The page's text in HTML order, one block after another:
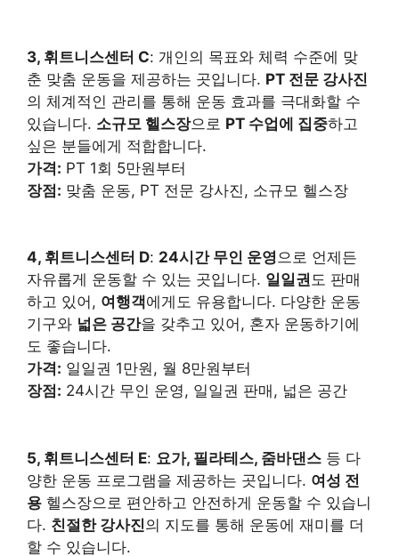
3, 휘트니스센터 C: 개인의 목표와 체력 수준에 맞
춘 맞춤 운동을 제공하는 곳입니다. PT 전문 강사진
의 체계적인 관리를 통해 운동 효과를 극대화할 수
있습니다. 소규모 헬스장으로 PT 수업에 집중하고
싶은 분들에게 적합합니다.
가격: PT 1회 5만원부터
장점: 맞춤 운동, PT 전문 강사진, 소규모 헬스장
4, 휘트니스센터 D: 24시간 무인 운영으로 언제든
자유롭게 운동할 수 있는 곳입니다. 일일권도 판매
하고 있어, 여행객에게도 유용합니다. 다양한 운동
기구와 넓은 공간을 갖추고 있어, 혼자 운동하기에
도 좋습니다.
가격: 일일권 1만원, 월 8만원부터
장점: 24시간 무인 운영, 일일권 판매, 넓은 공간
5, 휘트니스센터 E: 요가, 필라테스, 줌바댄스 등 다
양한 운동 프로그램을 제공하는 곳입니다. 여성 전
용 헬스장으로 편안하고 안전하게 운동할 수 있습니
다. 친절한 강사진의 지도를 통해 운동에 재미를 더
할 수 있습니다.